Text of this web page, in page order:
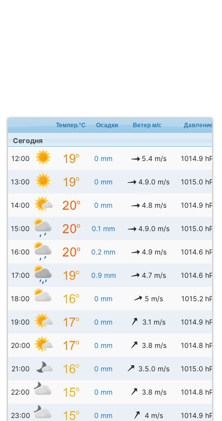
Темпер.°C Осадки Ветер м/с Давление
Сегодня
12:00 0 mm 5.4 m/s 1014.9 hPa
13:00 0 mm 4.9.0 m/s 1015.0 hPa
14:00 0 mm 4.8 m/s 1014.9 hPa
15:00 0.1 mm 4.9.0 m/s 1015.0 hPa
16:00 0.2 mm 4.9 m/s 1014.6 hPa
17:00 0.9 mm 4.7 m/s 1014.6 hPa
18:00 0 mm 5 m/s 1015.2 hPa
19:00 0 mm 3.1 m/s 1014.9 hPa
20:00 0 mm 3.8 m/s 1014.8 hPa
21:00 0 mm 3.5.0 m/s 1015.0 hPa
22:00 0 mm 3.8 m/s 1014.8 hPa
23:00 0 mm 4 m/s 1014.9 hPa